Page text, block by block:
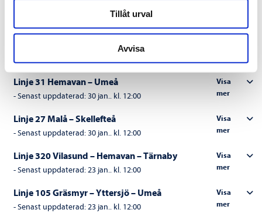
Tillåt urval
Avvisa
Linje 239 Norsjö – Bastuträsk
-Senast uppdaterad:30 jan.. kl. 12:00
Linje 31 Hemavan – Umeå
-Senast uppdaterad:30 jan.. kl. 12:00
Visa
mer
Linje 27 Malå – Skellefteå
-Senast uppdaterad:30 jan.. kl. 12:00
Visa
mer
Linje 320 Vilasund – Hemavan – Tärnaby
-Senast uppdaterad:23 jan.. kl. 12:00
Visa
mer
Linje 105 Gräsmyr – Yttersjö – Umeå
-Senast uppdaterad:23 jan.. kl. 12:00
Visa
mer